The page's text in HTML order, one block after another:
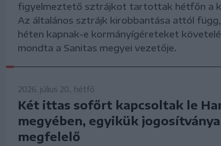
figyelmeztető sztrájkot tartottak hétfőn a
Az általános sztrájk kirobbantása attól
héten kapnak-e kormányígéreteket
mondta a Sanitas megyei vezetője.
2026. július 20., hétfő
Két ittas sofőrt kapcsoltak le
megyében, egyikük
megfelelő